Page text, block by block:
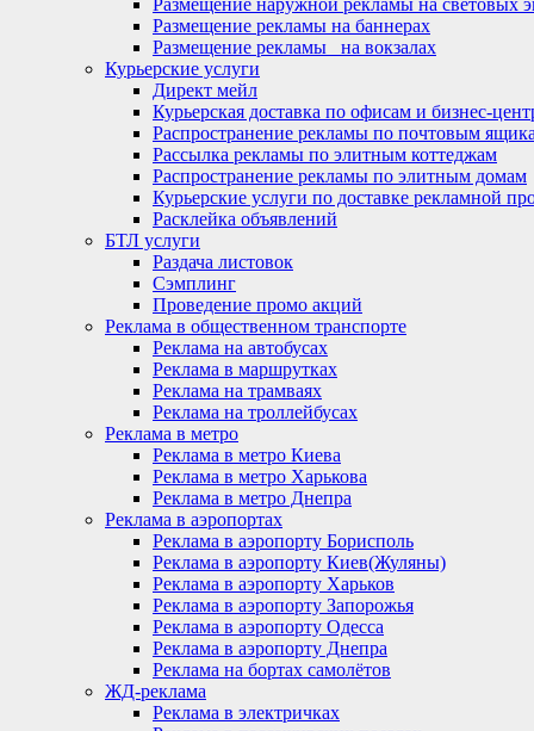
Размещение наружной рекламы на световых
Размещение рекламы на баннерах
Размещение рекламы_ на вокзалах
Курьерские услуги
Директ мейл
Курьерская доставка по офисам и бизнес-
Распространение рекламы по почтовым
Рассылка рекламы по элитным коттеджам
Распространение рекламы по элитным домам
Курьерские услуги по доставке рекламной
Расклейка объявлений
БТЛ услуги
Раздача листовок
Сэмплинг
Проведение промо акций
Реклама в общественном транспорте
Реклама на автобусах
Реклама в маршрутках
Реклама на трамваях
Реклама на троллейбусах
Реклама в метро
Реклама в метро Киева
Реклама в метро Харькова
Реклама в метро Днепра
Реклама в аэропортах
Реклама в аэропорту Борисполь
Реклама в аэропорту Киев(Жуляны)
Реклама в аэропорту Харьков
Реклама в аэропорту Запорожья
Реклама в аэропорту Одесса
Реклама в аэропорту Днепра
Реклама на бортах самолётов
ЖД-реклама
Реклама в электричках